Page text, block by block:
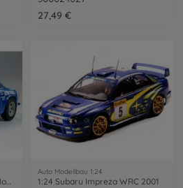
27,49 €
1:24 Renault Alpine A110 ´71 Monte Carlo
Auto Modellbau 1:24
1:24 Subaru Impreza WRC 2001